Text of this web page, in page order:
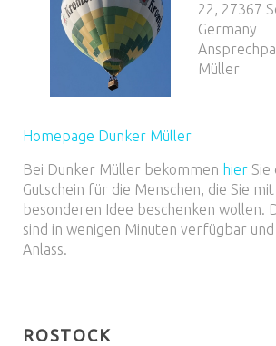
22, 27367
Germany
Müller
Homepage Dunker Müller
Bei Dunker Müller bekommen hier
Gutschein für die Menschen, die Sie
besonderen Idee beschenken wollen.
sind in wenigen Minuten verfügbar
Anlass.
ROSTOCK